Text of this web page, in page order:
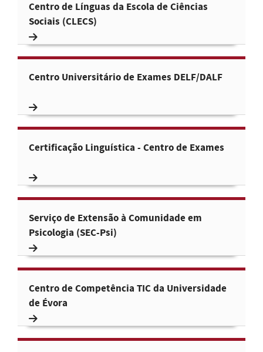
Centro de Línguas da Escola de Ciências
Sociais (CLECS)
Centro Universitário de Exames DELF/DALF
Certificação Linguística - Centro de Exames
Serviço de Extensão à Comunidade em
Psicologia (SEC-Psi)
Centro de Competência TIC da Universidade
de Évora